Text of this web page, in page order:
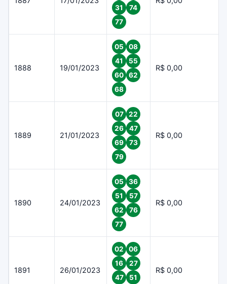
31
74
77
1888 19/01/2023
05
08
41
55
60
62
68
R$ 0,00
1889 21/01/2023
07
22
26
47
69
73
79
R$ 0,00
1890 24/01/2023
05
36
51
57
62
76
77
R$ 0,00
1891 26/01/2023
02
06
16
27
47
51
R$ 0,00